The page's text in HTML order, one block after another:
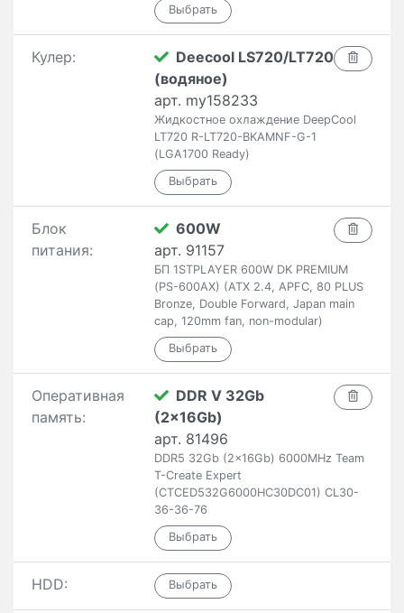
Кулер:
Deecool LS720/LT720
(водяное)
арт. my158233
Жидкостное охлаждение DeepCool
LT720 R-LT720-BKAMNF-G-1
(LGA1700 Ready)
Блок
питания:
600W
арт. 91157
БП 1STPLAYER 600W DK PREMIUM
(PS-600AX) (ATX 2.4, APFC, 80 PLUS
Bronze, Double Forward, Japan main
cap, 120mm fan, non-modular)
Оперативная
память:
DDR V 32Gb
(2x16Gb)
арт. 81496
DDR5 32Gb (2x16Gb) 6000MHz Team
T-Create Expert
(CTCED532G6000HC30DC01) CL30-
36-36-76
HDD: